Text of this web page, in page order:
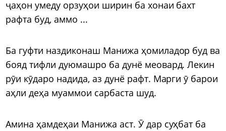
ҷаҳон умеду орзуҳои ширин ба хонаи бахт
рафта буд, аммо ...
Ба гуфти наздиконаш Манижа ҳомиладор буд ва
бояд тифли дуюмашро ба дунё меовард. Лекин
рӯи кӯдаро надида, аз дунё рафт. Марги ӯ барои
аҳли деҳа муаммои сарбаста шуд.
Амина ҳамдеҳаи Манижа аст. Ӯ дар суҳбат ба